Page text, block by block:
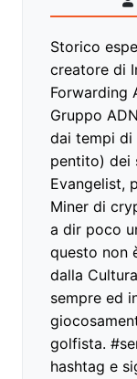
Storico
creatore di
Forwarding
Gruppo
dai tempi di
pentito) dei
Evangelist,
Miner di
a dir poco
questo non
dalla
sempre ed
golfista.
hashtag e